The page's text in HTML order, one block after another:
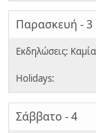
Παρασκευή - 3
Σάββατο - 4